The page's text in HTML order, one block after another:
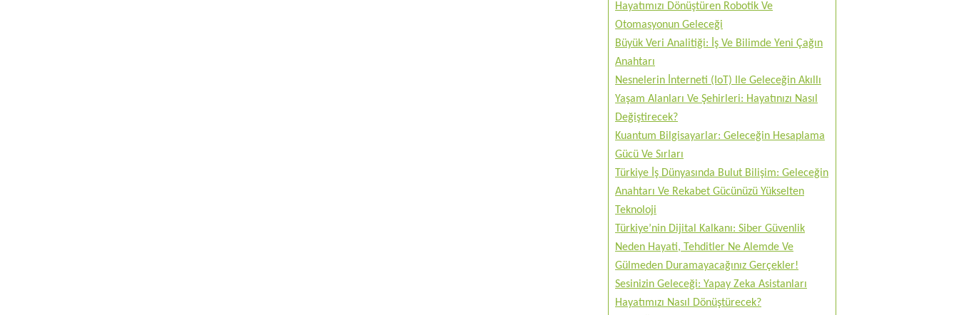
Hayatımızı Dönüştüren Robotik Ve
Otomasyonun Geleceği
Büyük Veri Analitiği: İş Ve Bilimde Yeni Çağın
Anahtarı
Nesnelerin İnterneti (IoT) Ile Geleceğin Akıllı
Yaşam Alanları Ve Şehirleri: Hayatınızı Nasıl
Değiştirecek?
Kuantum Bilgisayarlar: Geleceğin Hesaplama
Gücü Ve Sırları
Türkiye İş Dünyasında Bulut Bilişim: Geleceğin
Anahtarı Ve Rekabet Gücünüzü Yükselten
Teknoloji
Türkiye’nin Dijital Kalkanı: Siber Güvenlik
Neden Hayati, Tehditler Ne Alemde Ve
Gülmeden Duramayacağınız Gerçekler!
Sesinizin Geleceği: Yapay Zeka Asistanları
Hayatımızı Nasıl Dönüştürecek?